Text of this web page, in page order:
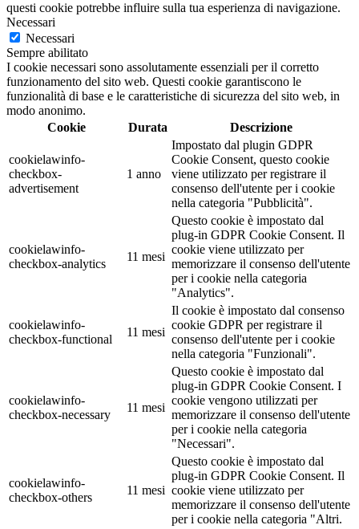
questi cookie potrebbe influire sulla tua esperienza di navigazione.
Necessari
Necessari
Sempre abilitato
I cookie necessari sono assolutamente essenziali per il corretto
funzionamento del sito web. Questi cookie garantiscono le
funzionalità di base e le caratteristiche di sicurezza del sito web, in
modo anonimo.
Cookie
Durata Descrizione
cookielawinfo-
checkbox-
advertisement
1 anno
Impostato dal plugin GDPR
Cookie Consent, questo cookie
viene utilizzato per registrare il
consenso dell'utente per i cookie
nella categoria "Pubblicità".
cookielawinfo-
checkbox-analytics
11 mesi
Questo cookie è impostato dal
plug-in GDPR Cookie Consent. Il
cookie viene utilizzato per
memorizzare il consenso dell'utente
per i cookie nella categoria
"Analytics".
cookielawinfo-
checkbox-functional
11 mesi
Il cookie è impostato dal consenso
cookie GDPR per registrare il
consenso dell'utente per i cookie
nella categoria "Funzionali".
cookielawinfo-
checkbox-necessary
11 mesi
Questo cookie è impostato dal
plug-in GDPR Cookie Consent. I
cookie vengono utilizzati per
memorizzare il consenso dell'utente
per i cookie nella categoria
"Necessari".
cookielawinfo-
checkbox-others
11 mesi
Questo cookie è impostato dal
plug-in GDPR Cookie Consent. Il
cookie viene utilizzato per
memorizzare il consenso dell'utente
per i cookie nella categoria "Altri.